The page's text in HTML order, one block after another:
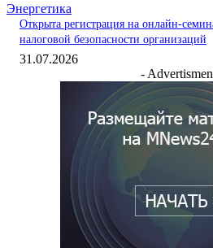
Энергетика
Открыта регистрация на онлайн-
налоговой безопасности организаций
31.07.2026
-